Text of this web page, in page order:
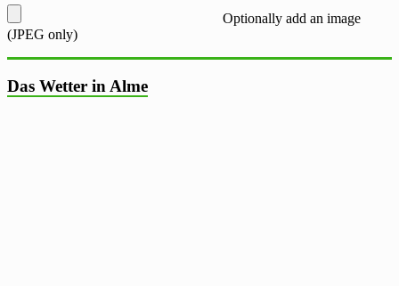
Optionally add an image
(JPEG only)
Das Wetter in Alme